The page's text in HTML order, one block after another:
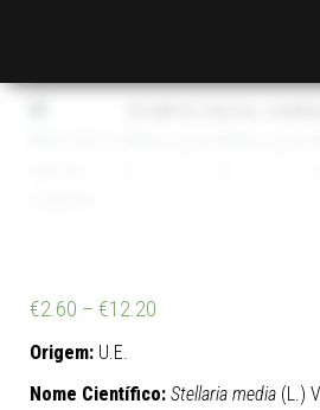
€2.60 – €12.20
Origem: U.E.
Nome Científico: Stellaria media (L.)